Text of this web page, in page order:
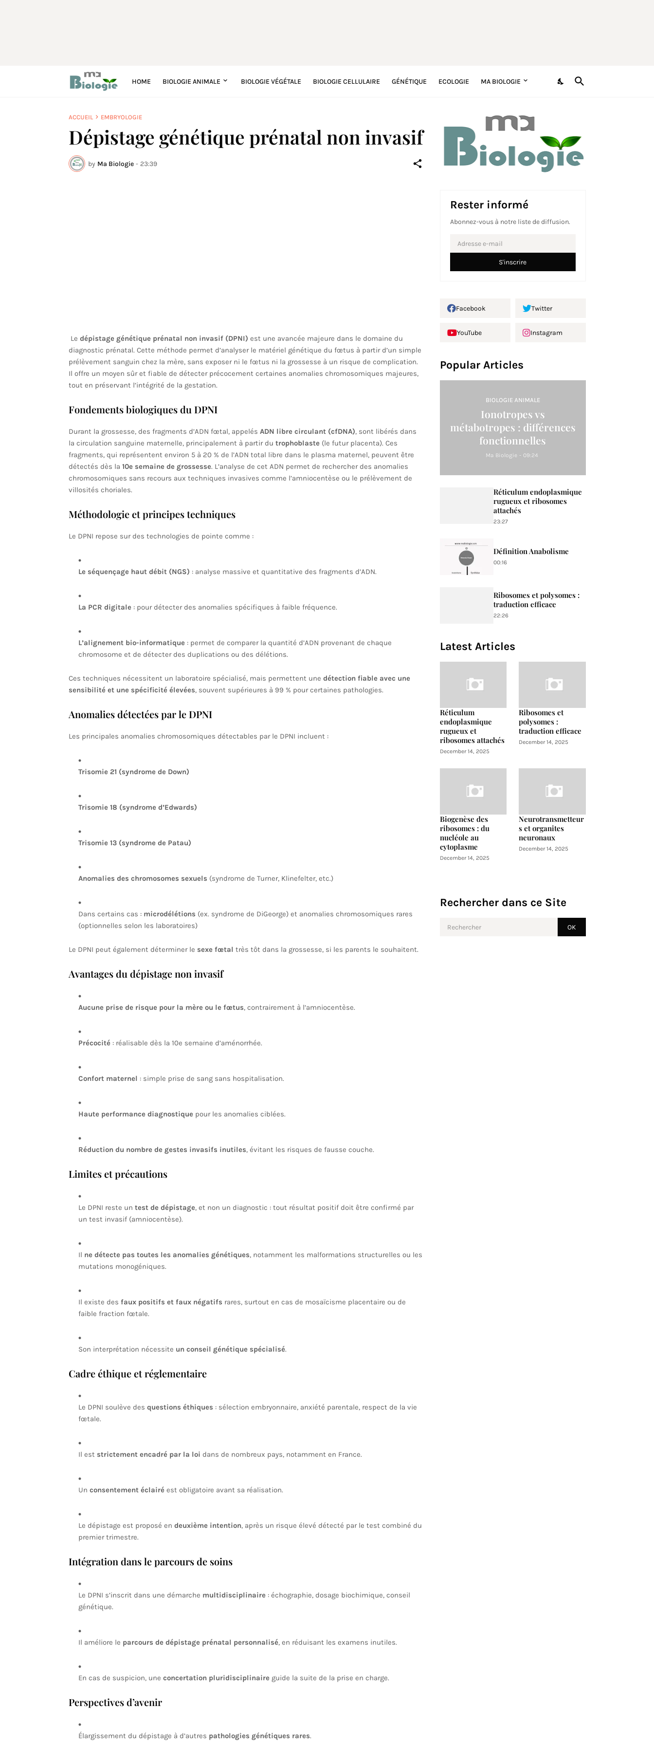
HOME BIOLOGIE ANIMALE BIOLOGIE VÉGÉTALE BIOLOGIE CELLULAIRE GÉNÉTIQUE ECOLOGIE MA BIOLOGIE
ACCUEIL EMBRYOLOGIE
Dépistage génétique prénatal non invasif
by Ma Biologie - 23:39
Le dépistage génétique prénatal non invasif (DPNI) est une avancée majeure dans le domaine du
diagnostic prénatal. Cette méthode permet d’analyser le matériel génétique du fœtus à partir d’un simple
prélèvement sanguin chez la mère, sans exposer ni le fœtus ni la grossesse à un risque de complication.
Il offre un moyen sûr et fiable de détecter précocement certaines anomalies chromosomiques majeures,
tout en préservant l’intégrité de la gestation.
Fondements biologiques du DPNI
Durant la grossesse, des fragments d’ADN fœtal, appelés ADN libre circulant (cfDNA), sont libérés dans
la circulation sanguine maternelle, principalement à partir du trophoblaste(le futur placenta). Ces
fragments, qui représentent environ 5 à 20 % de l’ADN total libre dans le plasma maternel, peuvent être
détectés dès la 10e semaine de grossesse. L’analyse de cet ADN permet de rechercher des anomalies
chromosomiques sans recours aux techniques invasives comme l’amniocentèse ou le prélèvement de
villosités choriales.
Méthodologie et principes techniques
Le DPNI repose sur des technologies de pointe comme :
Le séquençage haut débit (NGS) : analyse massive et quantitative des fragments d’ADN.
La PCR digitale: pour détecter des anomalies spécifiques à faible fréquence.
L’alignement bio-informatique: permet de comparer la quantité d’ADN provenant de chaque
chromosome et de détecter des duplications ou des délétions.
Ces techniques nécessitent un laboratoire spécialisé, mais permettent une détection fiable avec une
sensibilité et une spécificité élevées, souvent supérieures à 99 % pour certaines pathologies.
Anomalies détectées par le DPNI
Les principales anomalies chromosomiques détectables par le DPNI incluent :
Trisomie 21 (syndrome de Down)
Trisomie 18 (syndrome d’Edwards)
Trisomie 13 (syndrome de Patau)
Anomalies des chromosomes sexuels (syndrome de Turner, Klinefelter, etc.)
Dans certains cas : microdélétions (ex. syndrome de DiGeorge) et anomalies chromosomiques rares
(optionnelles selon les laboratoires)
Le DPNI peut également déterminer le sexe fœtal très tôt dans la grossesse, si les parents le souhaitent.
Avantages du dépistage non invasif
Aucune prise de risque pour la mère ou le fœtus, contrairement à l’amniocentèse.
Précocité: réalisable dès la 10e semaine d’aménorrhée.
Confort maternel : simple prise de sang sans hospitalisation.
Haute performance diagnostiquepour les anomalies ciblées.
Réduction du nombre de gestes invasifs inutiles, évitant les risques de fausse couche.
Limites et précautions
Le DPNI reste un test de dépistage, et non un diagnostic : tout résultat positif doit être confirmé par
un test invasif (amniocentèse).
Il ne détecte pas toutes les anomalies génétiques, notamment les malformations structurelles ou les
mutations monogéniques.
Il existe des faux positifs et faux négatifs rares, surtout en cas de mosaïcisme placentaire ou de
faible fraction fœtale.
Son interprétation nécessite un conseil génétique spécialisé.
Cadre éthique et réglementaire
Le DPNI soulève des questions éthiques : sélection embryonnaire, anxiété parentale, respect de la vie
fœtale.
Il est strictement encadré par la loi dans de nombreux pays, notamment en France.
Un consentement éclairéest obligatoire avant sa réalisation.
Le dépistage est proposé en deuxième intention, après un risque élevé détecté par le test combiné du
premier trimestre.
Intégration dans le parcours de soins
Le DPNI s’inscrit dans une démarche multidisciplinaire: échographie, dosage biochimique, conseil
génétique.
Il améliore le parcours de dépistage prénatal personnalisé, en réduisant les examens inutiles.
En cas de suspicion, une concertation pluridisciplinaireguide la suite de la prise en charge.
Perspectives d’avenir
Élargissement du dépistage à d’autres pathologies génétiques rares.
Rester informé
Abonnez-vous à notre liste de diffusion.
Facebook Twitter
YouTube Instagram
Popular Articles
BIOLOGIE ANIMALE
Ionotropes vs
métabotropes : différences
fonctionnelles
Ma Biologie - 09:24
Réticulum endoplasmique
rugueux et ribosomes
attachés
23:27
Définition Anabolisme
00:16
Ribosomes et polysomes :
traduction efficace
22:26
Latest Articles
Réticulum
endoplasmique
rugueux et
ribosomes attachés
December 14, 2025
Ribosomes et
polysomes :
traduction efficace
December 14, 2025
Biogenèse des
ribosomes : du
nucléole au
cytoplasme
December 14, 2025
Neurotransmetteur
s et organites
neuronaux
December 14, 2025
Rechercher dans ce Site